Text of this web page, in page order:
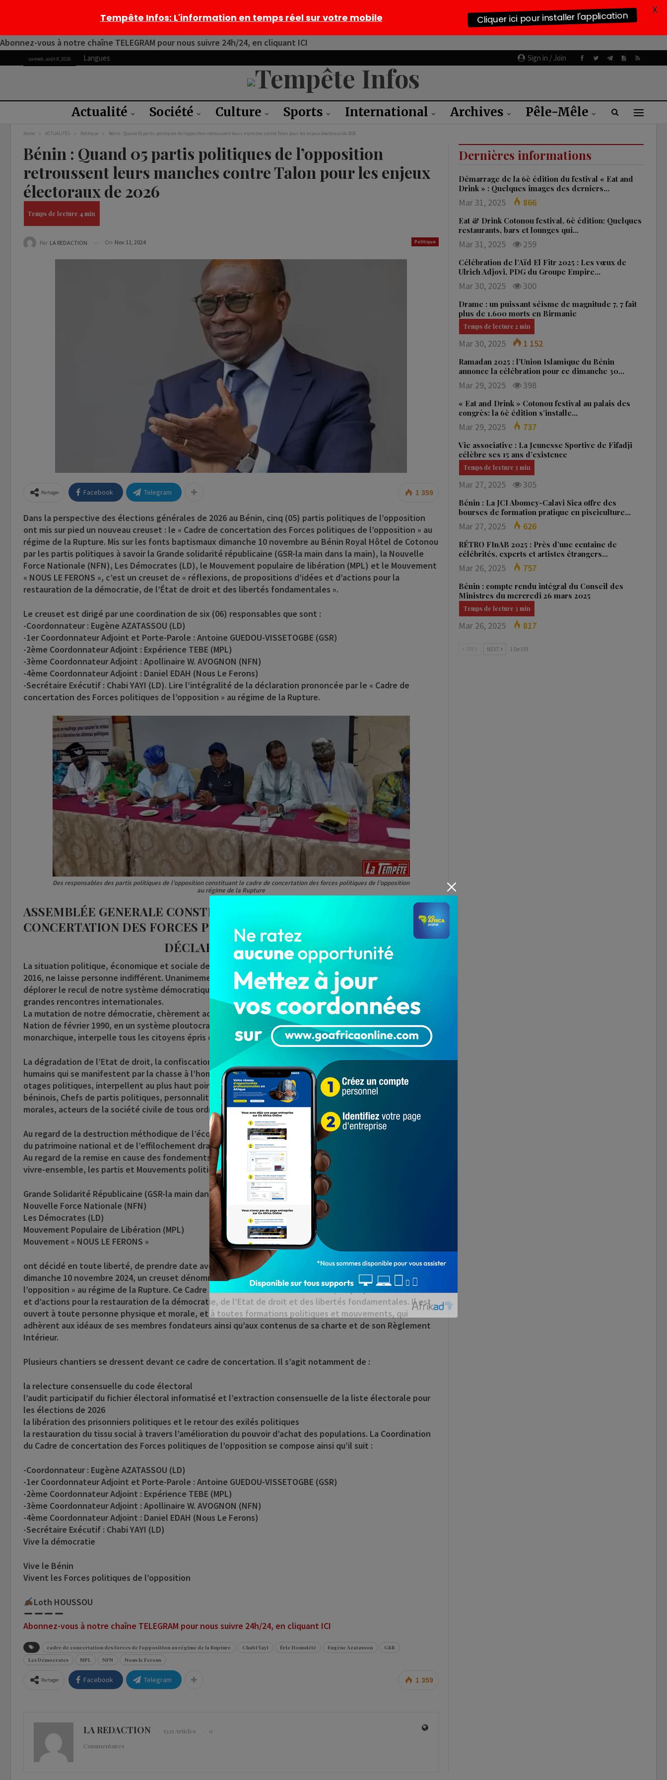
Abonnez-vous à notre chaîne TELEGRAM pour nous suivre 24h/24, en cliquant ICI
Sign in / Join
samedi, août 8, 2026 Langues
Actualité Société Culture Sports International Archives Pêle-Mêle
Home ACTUALITÉS Politique Bénin : Quand 05 partis politiques de l’opposition retroussent leurs manches contre Talon pour les enjeux électoraux de 2026
Bénin : Quand 05 partis politiques de l’opposition
retroussent leurs manches contre Talon pour les enjeux
électoraux de 2026
Politique
Par LA REDACTION On Nov 11, 2024
1 359
Partager Facebook Telegram
Dans la perspective des élections générales de 2026 au Bénin, cinq (05) partis politiques de l’opposition
ont mis sur pied un nouveau creuset : le « Cadre de concertation des Forces politiques de l’opposition » au
régime de la Rupture. Mis sur les fonts baptismaux dimanche 10 novembre au Bénin Royal Hôtel de Cotonou
par les partis politiques à savoir la Grande solidarité républicaine (GSR-la main dans la main), la Nouvelle
Force Nationale (NFN), Les Démocrates (LD), le Mouvement populaire de libération (MPL) et le Mouvement
« NOUS LE FERONS », c’est un creuset de « réflexions, de propositions d’idées et d’actions pour la
restauration de la démocratie, de l’État de droit et des libertés fondamentales ».
Le creuset est dirigé par une coordination de six (06) responsables que sont :
-Coordonnateur : Eugène AZATASSOU (LD)
-1er Coordonnateur Adjoint et Porte-Parole : Antoine GUEDOU-VISSETOGBE (GSR)
-2ème Coordonnateur Adjoint : Expérience TEBE (MPL)
-3ème Coordonnateur Adjoint : Apollinaire W. AVOGNON (NFN)
-4ème Coordonnateur Adjoint : Daniel EDAH (Nous Le Ferons)
-Secrétaire Exécutif : Chabi YAYI (LD). Lire l’intégralité de la déclaration prononcée par le « Cadre de
concertation des Forces politiques de l’opposition » au régime de la Rupture.
Des responsables des partis politiques de l’opposition constituant le cadre de concertation des forces politiques de l’opposition
au régime de la Rupture
ASSEMBLÉE GENERALE CONSTITUTIVE DU CADRE DE
CONCERTATION DES FORCES POLITIQUES DE L’OPPOSITION
DÉCLARATION FINALE
La situation politique, économique et sociale de notre pays, le Bénin, devenue très préoccupante depuis
2016, ne laisse personne indifférent. Unanimement, les corps constitués de la nation s’accordent à
déplorer le recul de notre système démocratique, dont nous nous vantions du label à la tribune des
grandes rencontres internationales.
La mutation de notre démocratie, chèrement acquise à l’historique Conférence des Forces Vives de la
Nation de février 1990, en un système ploutocratique avec des relents d’instauration d’un régime
monarchique, interpelle tous les citoyens épris de paix et de justice.
La dégradation de l’Etat de droit, la confiscation des libertés fondamentales et la violation des droits
humains qui se manifestent par la chasse à l’homme, les arrestations arbitraires, la contrainte à l’exil, les
otages politiques, interpellent au plus haut point notre conscience collective, en tant que citoyens
béninois, Chefs de partis politiques, personnalités politiques et publiques, Autorités religieuses et
morales, acteurs de la société civile de tous ordres.
Au regard de la destruction méthodique de l’économie et des finances, de l’accaparement systématique
du patrimoine national et de l’effilochement draconien du tissu social ; et
Au regard de la remise en cause des fondements de la République, qui affecte dangereusement notre
vivre-ensemble, les partis et Mouvements politiques soussignés :
Grande Solidarité Républicaine (GSR-la main dans la main)
Nouvelle Force Nationale (NFN)
Les Démocrates (LD)
Mouvement Populaire de Libération (MPL)
Mouvement « NOUS LE FERONS »
ont décidé en toute liberté, de prendre date avec l’histoire en portant sur les fonts baptismaux, ce jour
dimanche 10 novembre 2024, un creuset dénommé : « Cadre de Concertation des Forces politiques de
l’opposition » au régime de la Rupture. Ce Cadre se veut un creuset de réflexions, de propositions d’idées
et d’actions pour la restauration de la démocratie, de l’Etat de droit et des libertés fondamentales. Il est
ouvert à toute personne physique et morale, et à toutes formations politiques et mouvements, qui
adhèrent aux idéaux de ses membres fondateurs ainsi qu’aux contenus de sa charte et de son Règlement
Intérieur.
Plusieurs chantiers se dressent devant ce cadre de concertation. Il s’agit notamment de :
la relecture consensuelle du code électoral
l’audit participatif du fichier électoral informatisé et l’extraction consensuelle de la liste électorale pour
les élections de 2026
la libération des prisonniers politiques et le retour des exilés politiques
la restauration du tissu social à travers l’amélioration du pouvoir d’achat des populations. La Coordination
du Cadre de concertation des Forces politiques de l’opposition se compose ainsi qu’il suit :
-Coordonnateur : Eugène AZATASSOU (LD)
-1er Coordonnateur Adjoint et Porte-Parole : Antoine GUEDOU-VISSETOGBE (GSR)
-2ème Coordonnateur Adjoint : Expérience TEBE (MPL)
-3ème Coordonnateur Adjoint : Apollinaire W. AVOGNON (NFN)
-4ème Coordonnateur Adjoint : Daniel EDAH (Nous Le Ferons)
-Secrétaire Exécutif : Chabi YAYI (LD)
Vive la démocratie
Vive le Bénin
Vivent les Forces politiques de l’opposition
Loth HOUSSOU
Abonnez-vous à notre chaîne TELEGRAM pour nous suivre 24h/24, en cliquant ICI
cadre de concertation des forces de l'opposition au régime de la Rupture Chabi Yayi Éric Houndété Eugène Azatassou
GSR
Les Démocrates
MPL NFN Nous le Ferons
1 359
Partager Facebook Telegram
LA REDACTION 5321 Articles
0
Commentaires
Dernières informations
Démarrage de la 6è édition du festival « Eat and
Drink » : Quelques images des derniers…
Mar 31, 2025 866
Eat & Drink Cotonou festival, 6è édition: Quelques
restaurants, bars et lounges qui…
Mar 31, 2025 259
Célébration de l’Aïd El Fitr 2025 : Les vœux de
Ulrich Adjovi, PDG du Groupe Empire…
Mar 30, 2025 300
Drame : un puissant séisme de magnitude 7, 7 fait
plus de 1.600 morts en Birmanie
Mar 30, 2025 1 152
Ramadan 2025 : l’Union Islamique du Bénin
annonce la célébration pour ce dimanche 30…
Mar 29, 2025 398
« Eat and Drink » Cotonou festival au palais des
congrès: la 6è édition s’installe…
Mar 29, 2025 737
Vie associative : La Jeunesse Sportive de Fifadji
célèbre ses 15 ans d’existence
Mar 27, 2025 305
Bénin : La JCI Abomey-Calavi Sica offre des
bourses de formation pratique en pisciculture…
Mar 27, 2025 626
RÉTRO FInAB 2025 : Près d’une centaine de
célébrités, experts et artistes étrangers…
Mar 26, 2025 757
Bénin : compte rendu intégral du Conseil des
Ministres du mercredi 26 mars 2025
Mar 26, 2025 817
NEXT 1 De 533
Tempête Infos: L'information en temps réel sur votre mobile Cliquer ici pour installer l'application
X